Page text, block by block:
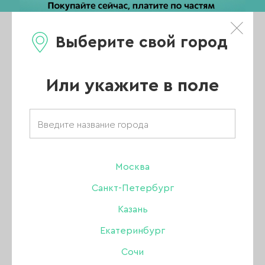
Выберите свой город
Или укажите в поле
Москва
Санкт-Петербург
Казань
Екатеринбург
Сочи
Каталог
Товары бренда
«Patrisa Nail»
ПРАЙМЕР / УЛЬТРАБОНД